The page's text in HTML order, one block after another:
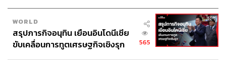
WORLD
สรุปภารกิจอนุทิน เยือนอินโดนีเซีย
ขับเคลื่อนการทูตเศรษฐกิจเชิงรุก
565